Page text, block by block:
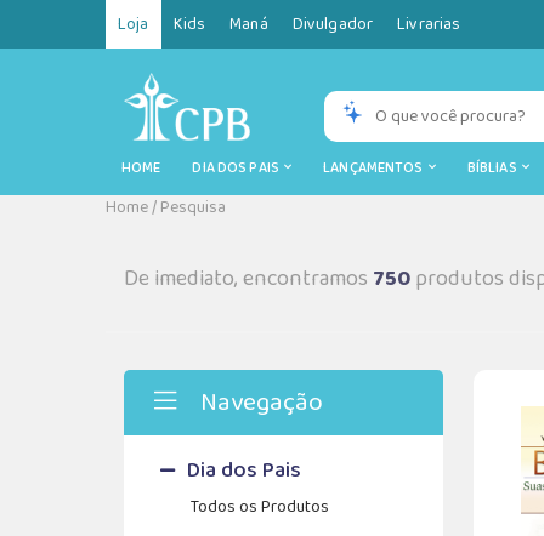
Loja Kids Maná Divulgador Livrarias
HOME DIA DOS PAIS LANÇAMENTOS BÍBLIAS
Home/Pesquisa
De imediato, encontramos 750produtos
Navegação
Dia dos Pais
Todos os Produtos